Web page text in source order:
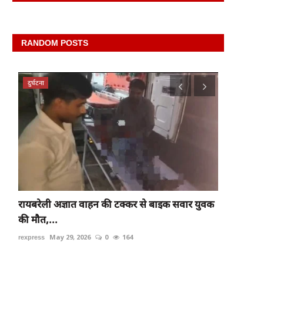
RANDOM POSTS
दुर्घटना
रायबरेली अज्ञात वाहन की टक्कर से बाइक सवार युवक
की मौत,...
rexpress May 29, 2026 0 164